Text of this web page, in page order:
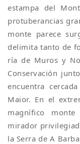
estampa del
protuberancias
monte parece
delimita tanto de
ría de Muros y
Conservación
encuentra
Maior. En el
magnífico
mirador
la Serra de A